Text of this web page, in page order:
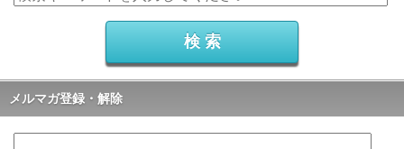
メルマガ登録・解除